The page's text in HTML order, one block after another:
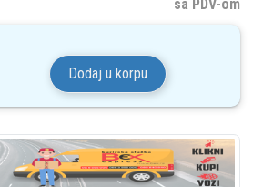
sa PDV-om
Dodaj u korpu